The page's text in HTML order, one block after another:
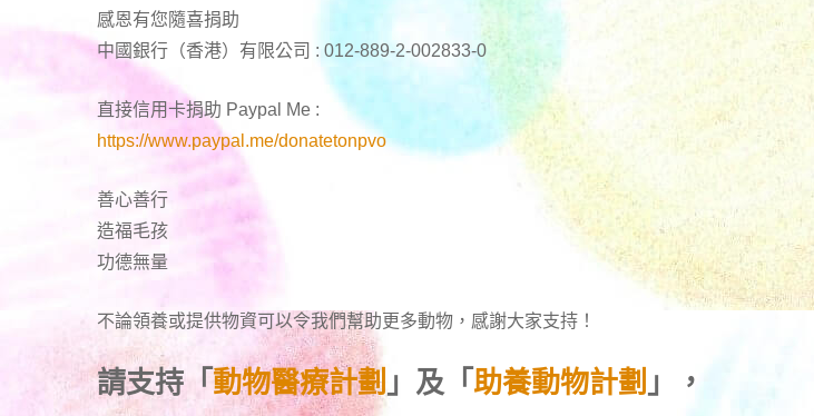
感恩有您隨喜捐助
中國銀行（香港）有限公司 : 012-889-2-002833-0
直接信用卡捐助 Paypal Me :
https://www.paypal.me/donatetonpvo
善心善行
造福毛孩
功德無量
不論領養或提供物資可以令我們幫助更多動物，感謝大家支持！
請支持「 動物醫療計劃 」及「 助養動物計劃 」，